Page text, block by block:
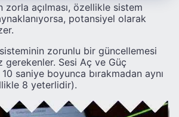
zorla açılması, özellikle sistem
potansiyel olarak
zorunlu bir güncellemesi
gerekenler. Sesi Aç ve Güç
saniye boyunca bırakmadan aynı
8 yeterlidir).